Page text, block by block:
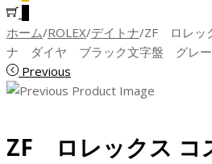
ホーム/ROLEX/デイトナ/ZF ロレッ
ナ ダイヤ ブラック文字盤 グレー
Previous
ZF ロレックス コ